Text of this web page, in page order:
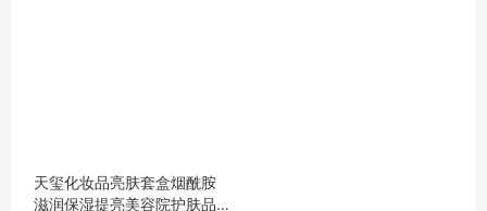
天玺化妆品亮肤套盒烟酰胺
滋润保湿提亮美容院护肤品